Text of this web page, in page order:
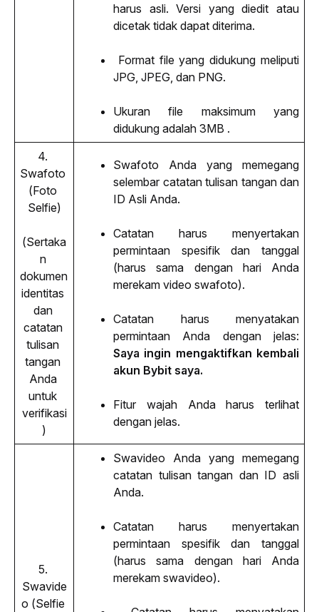
harus asli. Versi yang diedit atau
dicetak tidak dapat diterima.
JPG, JPEG, dan PNG.
Ukuran file maksimum yang
didukung adalah 3MB .
4.
Swafoto
(Foto
Selfie)
(Sertaka
n
dokumen
identitas
dan
catatan
tulisan
tangan
Anda
untuk
verifikasi
)
Swafoto Anda yang memegang
selembar catatan tulisan tangan dan
ID Asli Anda.
Catatan harus menyertakan
permintaan spesifik dan tanggal
(harus sama dengan hari Anda
merekam video swafoto).
Catatan harus menyatakan
permintaan Anda dengan jelas:
Saya ingin mengaktifkan kembali
akun Bybit saya.
Fitur wajah Anda harus terlihat
dengan jelas.
5.
Swavide
o (Selfie
Swavideo Anda yang memegang
catatan tulisan tangan dan ID asli
Anda.
Catatan harus menyertakan
permintaan spesifik dan tanggal
(harus sama dengan hari Anda
merekam swavideo).